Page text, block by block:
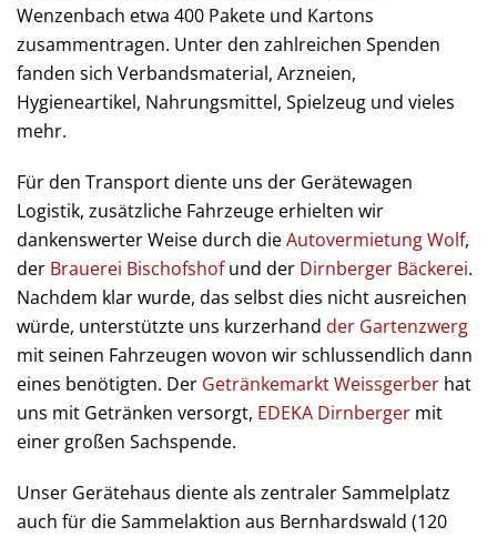
Wenzenbach etwa 400 Pakete und Kartons
zusammentragen. Unter den zahlreichen Spenden
fanden sich Verbandsmaterial, Arzneien,
Hygieneartikel, Nahrungsmittel, Spielzeug und vieles
mehr.
Für den Transport diente uns der Gerätewagen
Logistik, zusätzliche Fahrzeuge erhielten wir
dankenswerter Weise durch dieAutovermietung Wolf,
der Brauerei Bischofshofund der Dirnberger Bäckerei.
Nachdem klar wurde, das selbst dies nicht ausreichen
würde, unterstützte uns kurzerhand der Gartenzwerg
mit seinen Fahrzeugen wovon wir schlussendlich dann
eines benötigten. Der Getränkemarkt Weissgerber hat
uns mit Getränken versorgt, EDEKA Dirnberger mit
einer großen Sachspende.
Unser Gerätehaus diente als zentraler Sammelplatz
auch für die Sammelaktion aus Bernhardswald (120